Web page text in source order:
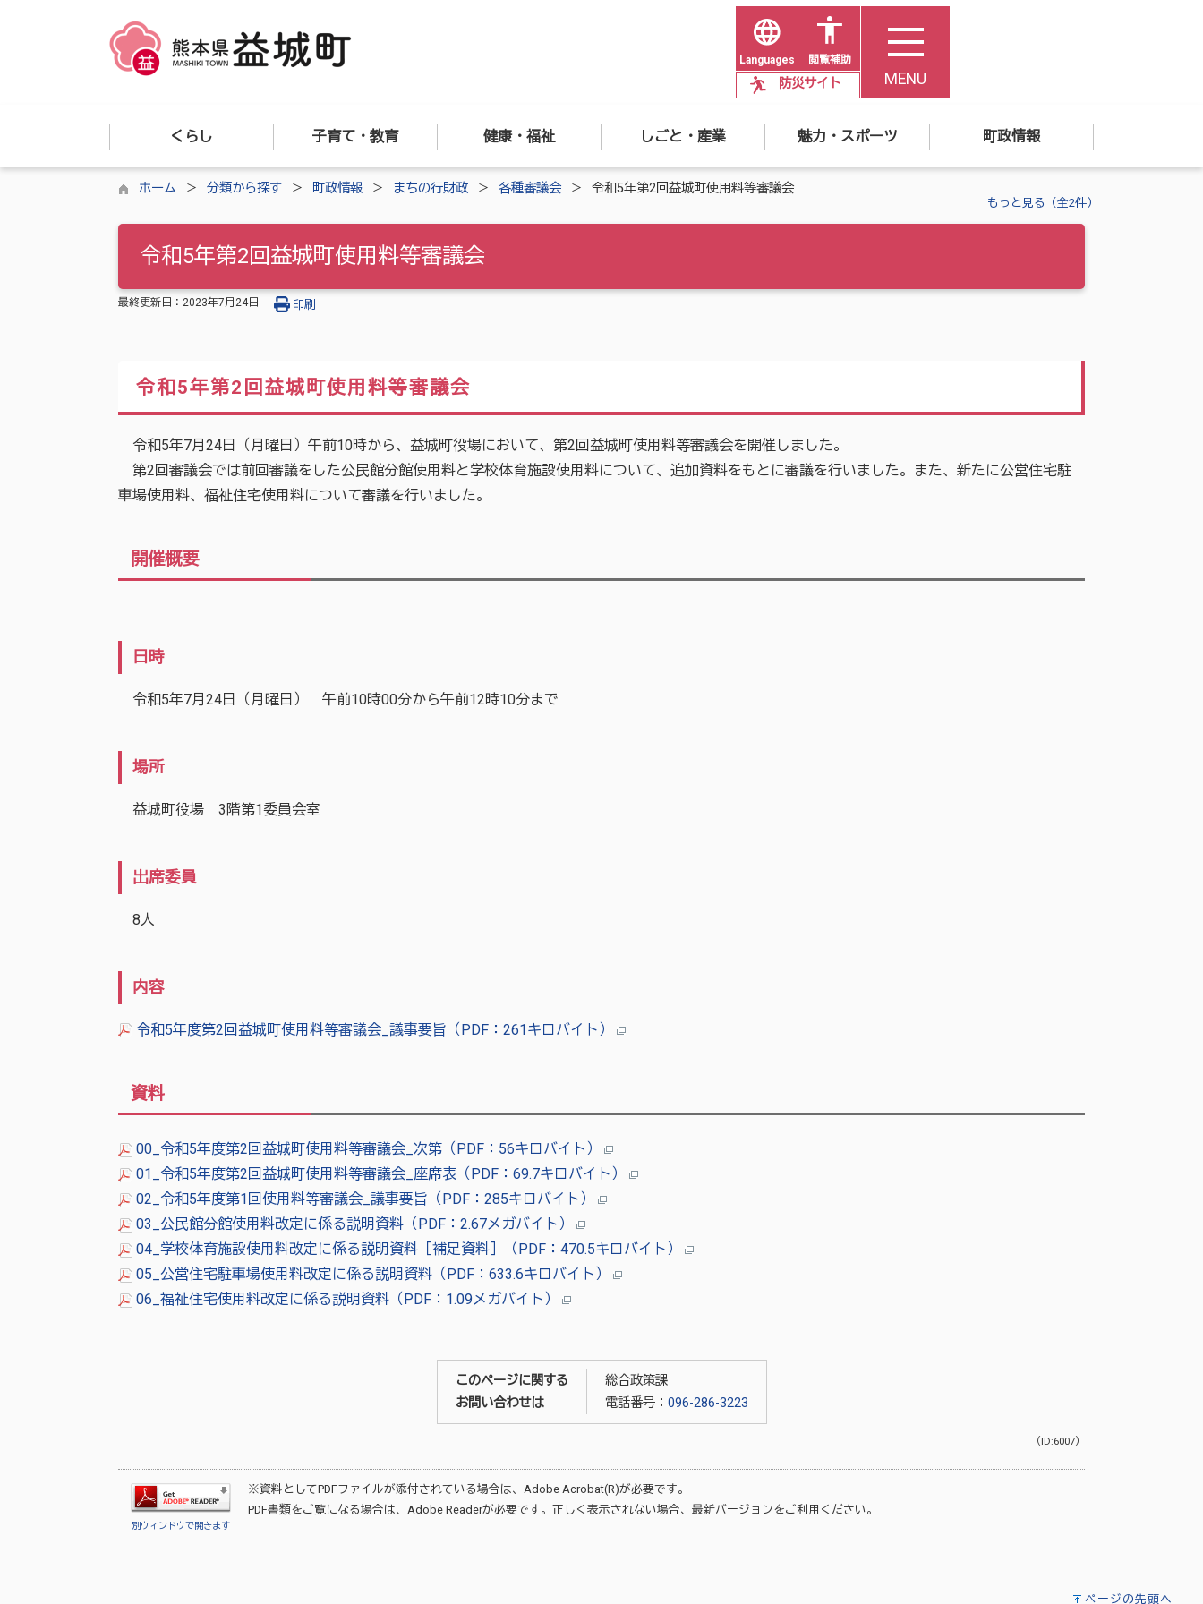
Languages 閲覧補助
防災サイト MENU
くらし 子育て・教育 健康・福祉 しごと・産業 魅力・スポーツ 町政情報
ホーム 分類から探す 町政情報 まちの行財政 各種審議会 令和5年第2回益城町使用料等審議会
もっと見る（全2件）
令和5年第2回益城町使用料等審議会
最終更新日： 2023年7月24日 印刷
令和5年第2回益城町使用料等審議会
令和5年7月24日（月曜日）午前10時から、益城町役場において、第2回益城町使用料等審議会を開催しました。
第2回審議会では前回審議をした公民館分館使用料と学校体育施設使用料について、追加資料をもとに審議を行いました。また、新たに公営住宅駐
車場使用料、福祉住宅使用料について審議を行いました。
開催概要
日時
令和5年7月24日（月曜日） 午前10時00分から午前12時10分まで
場所
益城町役場 3階第1委員会室
出席委員
8人
内容
令和5年度第2回益城町使用料等審議会_議事要旨（PDF：261キロバイト）
資料
00_令和5年度第2回益城町使用料等審議会_次第（PDF：56キロバイト）
01_令和5年度第2回益城町使用料等審議会_座席表（PDF：69.7キロバイト）
02_令和5年度第1回使用料等審議会_議事要旨（PDF：285キロバイト）
03_公民館分館使用料改定に係る説明資料（PDF：2.67メガバイト）
04_学校体育施設使用料改定に係る説明資料［補足資料］（PDF：470.5キロバイト）
05_公営住宅駐車場使用料改定に係る説明資料（PDF：633.6キロバイト）
06_福祉住宅使用料改定に係る説明資料（PDF：1.09メガバイト）
このページに関する
お問い合わせは
総合政策課
電話番号： 096-286-3223
（ID:6007）
別ウィンドウで開きます
※資料としてPDFファイルが添付されている場合は、 Adobe Acrobat(R)が必要です。
PDF書類をご覧になる場合は、 Adobe Readerが必要です。正しく表示されない場合、最新バージョンをご利用ください。
ページの先頭へ